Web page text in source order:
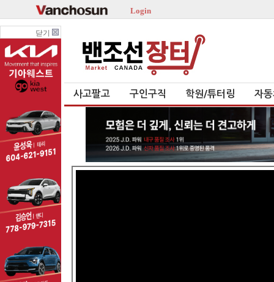
Login
닫기
사고팔고 구인구직 학원/튜터링 자